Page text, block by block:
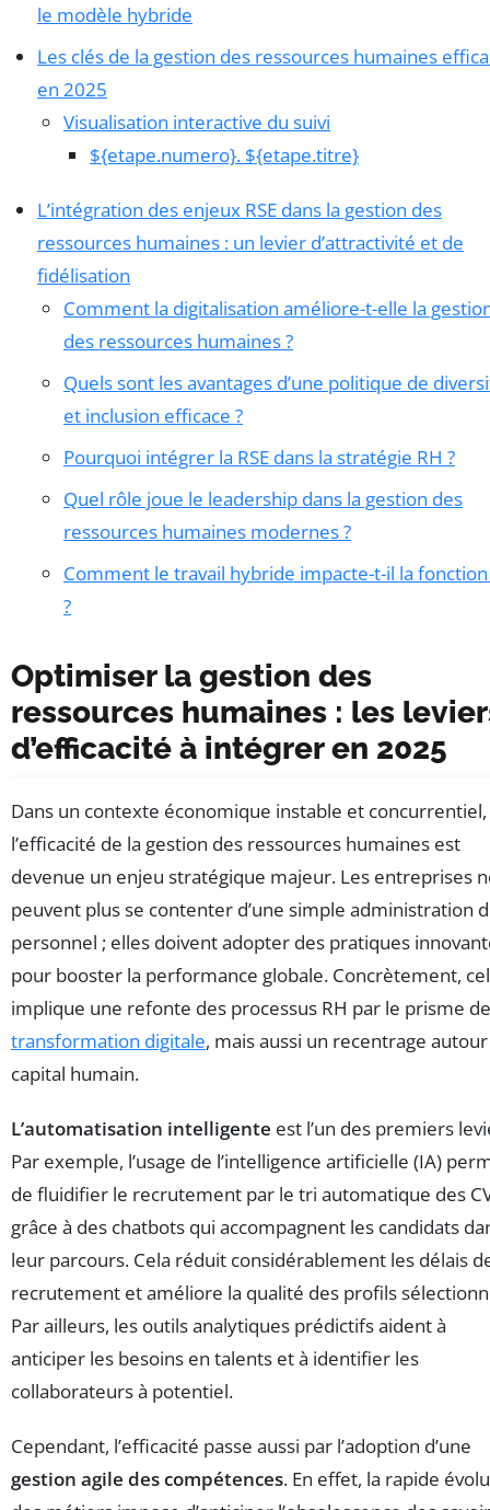
le modèle hybride
Les clés de la gestion des ressources humaines
en 2025
Visualisation interactive du suivi
${etape.numero}. ${etape.titre}
L’intégration des enjeux RSE dans la gestion des
ressources humaines : un levier d’attractivité et de
fidélisation
Comment la digitalisation améliore-t-elle la
des ressources humaines ?
Quels sont les avantages d’une politique de
et inclusion efficace ?
Pourquoi intégrer la RSE dans la stratégie RH ?
Quel rôle joue le leadership dans la gestion des
ressources humaines modernes ?
Comment le travail hybride impacte-t-il la
?
Optimiser la gestion des
ressources humaines : les
d’efficacité à intégrer en 2025
Dans un contexte économique instable et concurrentiel,
l’efficacité de la gestion des ressources humaines est
devenue un enjeu stratégique majeur. Les entreprises
peuvent plus se contenter d’une simple administration
personnel ; elles doivent adopter des pratiques
pour booster la performance globale. Concrètement,
implique une refonte des processus RH par le prisme
transformation digitale, mais aussi un recentrage
capital humain.
L’automatisation intelligente est l’un des premiers
Par exemple, l’usage de l’intelligence artificielle (IA)
de fluidifier le recrutement par le tri automatique des
grâce à des chatbots qui accompagnent les candidats
leur parcours. Cela réduit considérablement les délais
recrutement et améliore la qualité des profils
Par ailleurs, les outils analytiques prédictifs aident à
anticiper les besoins en talents et à identifier les
collaborateurs à potentiel.
Cependant, l’efficacité passe aussi par l’adoption d’une
gestion agile des compétences. En effet, la rapide